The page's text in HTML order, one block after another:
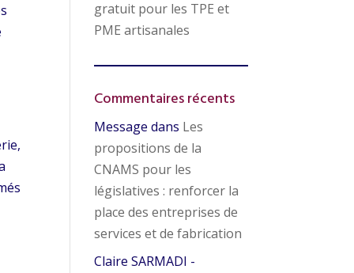
gratuit pour les TPE et
PME artisanales
Commentaires récents
Message dans Les
propositions de la
CNAMS pour les
législatives : renforcer la
place des entreprises de
services et de fabrication
Claire SARMADI -